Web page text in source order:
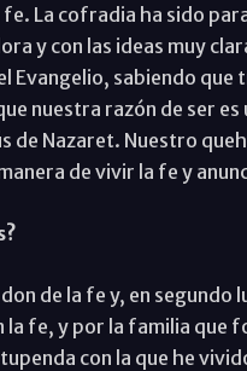
La cofradia ha sido
y con las ideas muy
Evangelio, sabiendo
nuestra razón de ser
de Nazaret. Nuestro
de vivir la fe y
de la fe y, en segundo
fe, y por la familia que
con la que he